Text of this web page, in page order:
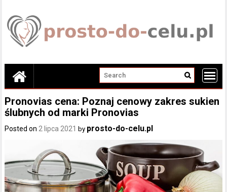
content
Pronovias cena: Poznaj cenowy zakres sukien
ślubnych od marki Pronovias
Posted on2 lipca 2021 by prosto-do-celu.pl